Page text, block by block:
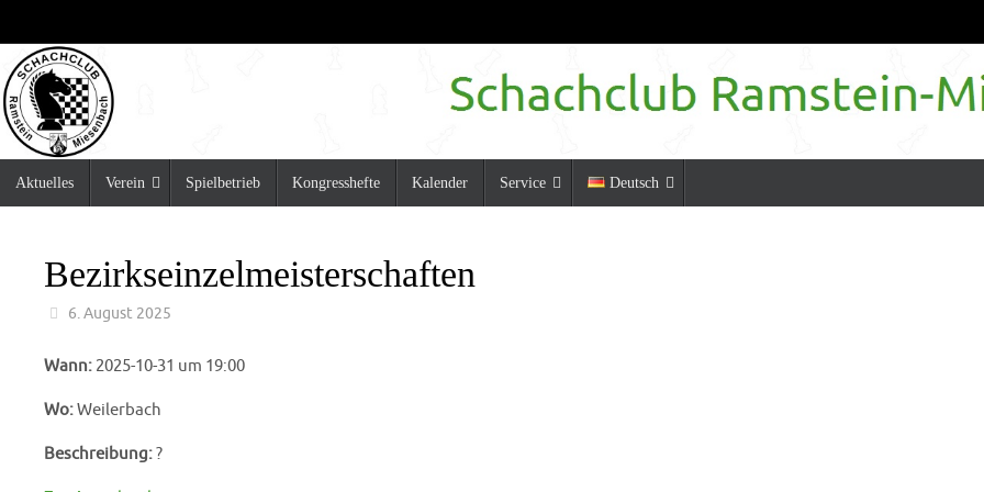
Inhalt
springen
Inhalt
Aktuelles Verein Spielbetrieb Kongresshefte Kalender Service Deutsch
Bezirkseinzelmeisterschaften
6. August 2025
Wann: 2025-10-31 um 19:00
Wo:Weilerbach
Beschreibung:?